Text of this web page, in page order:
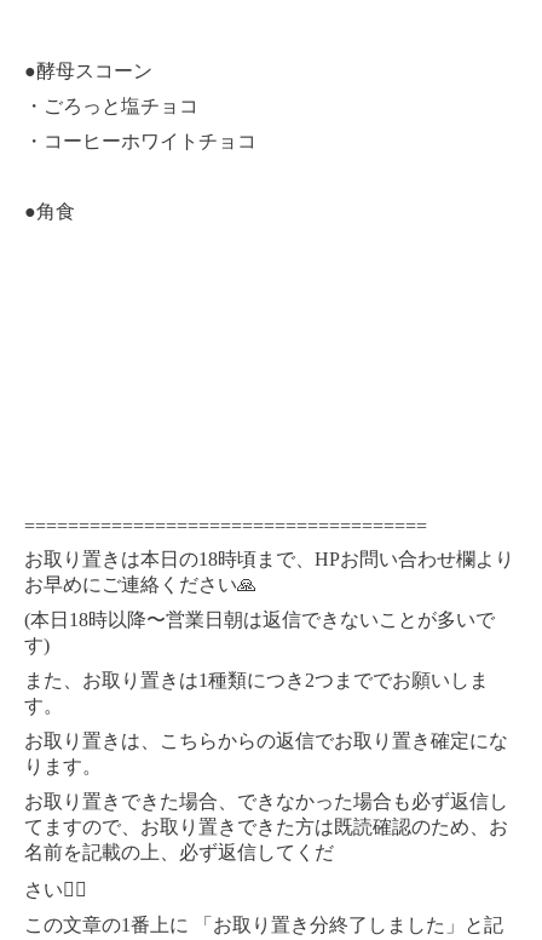
●酵母スコーン
・ごろっと塩チョコ
・コーヒーホワイトチョコ
●角食
=====================================
お取り置きは本日の18時頃まで、 HPお問い合わせ欄より
お早めにご連絡ください🙏
(本日 18時以降〜営業日朝は返信できないことが多いで
す)
また、お取り置きは1種類につき2つまででお願いしま
す。
お取り置きは、こちらからの返信でお取り置き確定にな
ります。
お取り置きできた場合、できなかった場合も必ず返信し
てますので、お取り置きできた方は既読確認のため、お
名前を記載の上、必ず返信してくだ
さい🙇‍♀️
この文章の1番上に
「お取り置き分終了しました」と記